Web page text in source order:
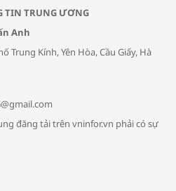
tư vấn cách phòng tránh bệnh
hô hấp trong thời tiết giao mùa
thương cho em
TIN TRUNG ƯƠNG
Anh
Trung Kính, Yên Hòa, Cầu Giấy, Hà
đăng tải trên vninfor.vn phải có sự